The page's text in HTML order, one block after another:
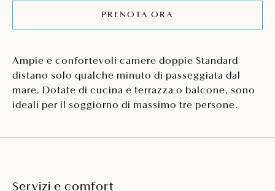
PRENOTA ORA
Ampie e confortevoli camere doppie Standard
distano solo qualche minuto di passeggiata dal
mare. Dotate di cucina e terrazza o balcone, sono
ideali per il soggiorno di massimo tre persone.
Servizi e comfort